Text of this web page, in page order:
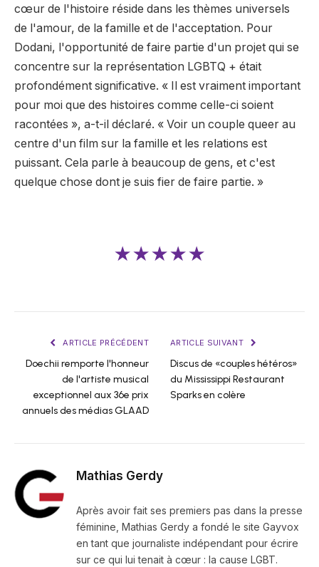
cœur de l'histoire réside dans les thèmes universels
de l'amour, de la famille et de l'acceptation. Pour
Dodani, l'opportunité de faire partie d'un projet qui se
concentre sur la représentation LGBTQ + était
profondément significative. « Il est vraiment important
pour moi que des histoires comme celle-ci soient
racontées », a-t-il déclaré. « Voir un couple queer au
centre d'un film sur la famille et les relations est
puissant. Cela parle à beaucoup de gens, et c'est
quelque chose dont je suis fier de faire partie. »
★★★★★
ARTICLE PRÉCÉDENT
Doechii remporte l'honneur
de l'artiste musical
exceptionnel aux 36e prix
annuels des médias GLAAD
ARTICLE SUIVANT
Discus de «couples hétéros»
du Mississippi Restaurant
Sparks en colère
Mathias Gerdy
Après avoir fait ses premiers pas dans la presse
féminine, Mathias Gerdy a fondé le site Gayvox
en tant que journaliste indépendant pour écrire
sur ce qui lui tenait à cœur : la cause LGBT.